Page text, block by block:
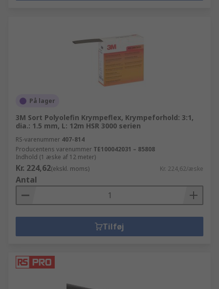
På lager
3M Sort Polyolefin Krympeflex, Krympeforhold: 3:1,
dia.: 1.5 mm, L: 12m HSR 3000 serien
RS-varenummer 407-814
Producentens varenummer TE100042031 – 85808
Indhold (1 æske af 12 meter)
Kr. 224,62(ekskl. moms) Kr. 224,62/æske
Antal
Tilføj